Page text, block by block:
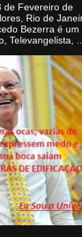
de Fevereiro de
Rio de
Bezerra é um
Televangelista, ...